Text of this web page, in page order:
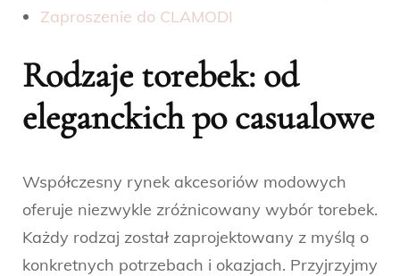
Zaproszenie do CLAMODI
Rodzaje torebek: od
eleganckich po casualowe
Współczesny rynek akcesoriów modowych
oferuje niezwykle zróżnicowany wybór torebek.
Każdy rodzaj został zaprojektowany z myślą o
konkretnych potrzebach i okazjach. Przyjrzyjmy